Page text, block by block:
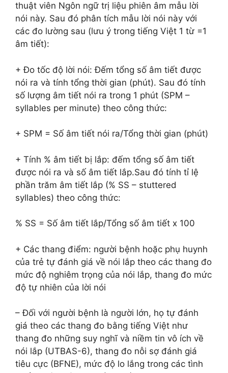
thuật viên Ngôn ngữ trị liệu phiên âm mẫu lời
nói này. Sau đó phân tích mẫu lời nói này với
các đo lường sau (lưu ý trong tiếng Việt 1 từ =1
âm tiết):
+ Đo tốc độ lời nói: Đếm tổng số âm tiết được
nói ra và tính tổng thời gian (phút). Sau đó tính
số lượng âm tiết nói ra trong 1 phút (SPM –
syllables per minute) theo công thức:
+ SPM = Số âm tiết nói ra/Tổng thời gian (phút)
+ Tính % âm tiết bị lắp: đếm tổng số âm tiết
được nói ra và số âm tiết lắp.Sau đó tính tỉ lệ
phần trăm âm tiết lắp (% SS – stuttered
syllables) theo công thức:
% SS = Số âm tiết lắp/Tổng số âm tiết x 100
+ Các thang điểm: người bệnh hoặc phụ huynh
của trẻ tự đánh giá về nói lắp theo các thang đo
mức độ nghiêm trọng của nói lắp, thang đo mức
độ tự nhiên của lời nói
– Đối với người bệnh là người lớn, họ tự đánh
giá theo các thang đo bằng tiếng Việt như
thang đo những suy nghĩ và niềm tin vô ích về
nói lắp (UTBAS-6), thang đo nỗi sợ đánh giá
tiêu cực (BFNE), mức độ lo lắng trong các tình